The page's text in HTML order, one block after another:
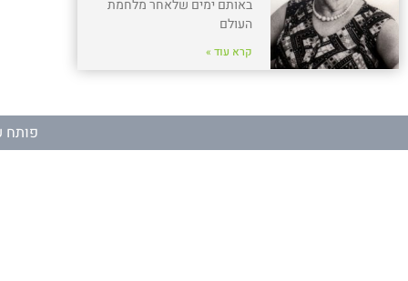
באותם ימים שלאחר מלחמת
העולם
קרא עוד »
פותח